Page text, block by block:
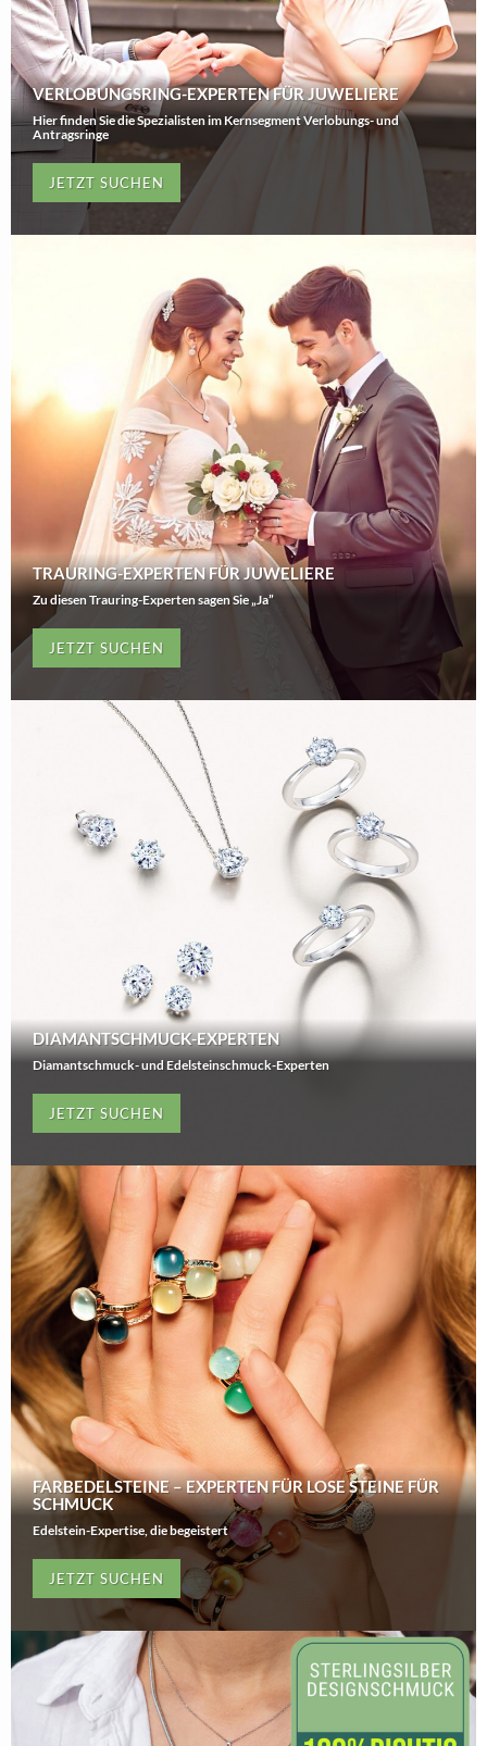
VERLOBUNGSRING-EXPERTEN FÜR JUWELIERE
Hier finden Sie die Spezialisten im Kernsegment Verlobungs- und
Antragsringe
JETZT SUCHEN
TRAURING-EXPERTEN FÜR JUWELIERE
Zu diesen Trauring-Experten sagen Sie „Ja”
JETZT SUCHEN
DIAMANTSCHMUCK-EXPERTEN
Diamantschmuck- und Edelsteinschmuck-Experten
JETZT SUCHEN
FARBEDELSTEINE – EXPERTEN FÜR LOSE STEINE FÜR
SCHMUCK
Edelstein-Expertise, die begeistert
JETZT SUCHEN